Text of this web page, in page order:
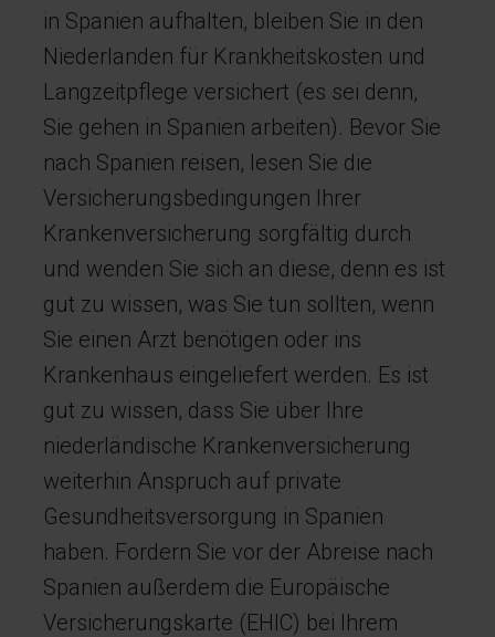
in Spanien aufhalten, bleiben Sie in den
Niederlanden für Krankheitskosten und
Langzeitpflege versichert (es sei denn,
Sie gehen in Spanien arbeiten). Bevor Sie
nach Spanien reisen, lesen Sie die
Versicherungsbedingungen Ihrer
Krankenversicherung sorgfältig durch
und wenden Sie sich an diese, denn es ist
gut zu wissen, was Sie tun sollten, wenn
Sie einen Arzt benötigen oder ins
Krankenhaus eingeliefert werden. Es ist
gut zu wissen, dass Sie über Ihre
niederländische Krankenversicherung
weiterhin Anspruch auf private
Gesundheitsversorgung in Spanien
haben. Fordern Sie vor der Abreise nach
Spanien außerdem die Europäische
Versicherungskarte (EHIC) bei Ihrem